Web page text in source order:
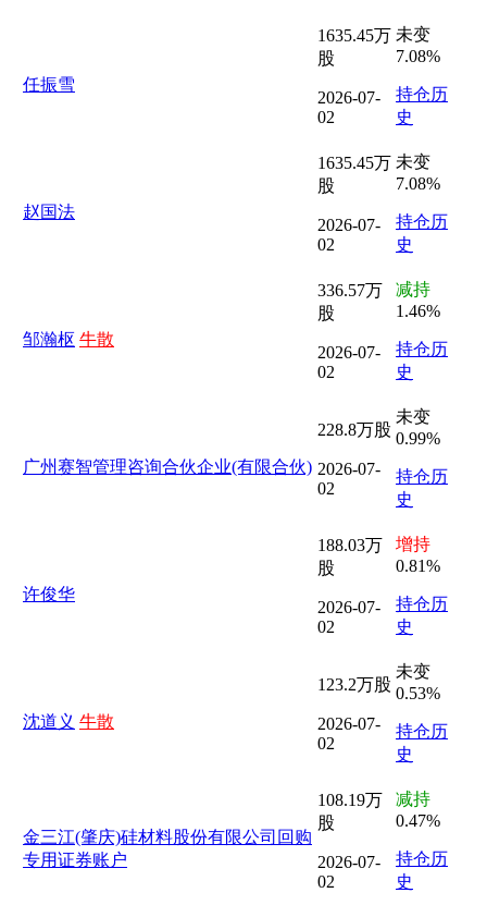
任振雪
1635.45万
股
2026-07-
02
未变
7.08%
持仓历
史
赵国法
1635.45万
股
2026-07-
02
未变
7.08%
持仓历
史
邹瀚枢 牛散
336.57万
股
2026-07-
02
减持
1.46%
持仓历
史
广州赛智管理咨询合伙企业(有限合伙)
228.8万股
2026-07-
02
未变
0.99%
持仓历
史
许俊华
188.03万
股
2026-07-
02
增持
0.81%
持仓历
史
沈道义 牛散
123.2万股
2026-07-
02
未变
0.53%
持仓历
史
金三江(肇庆)硅材料股份有限公司回购
专用证券账户
108.19万
股
2026-07-
02
减持
0.47%
持仓历
史